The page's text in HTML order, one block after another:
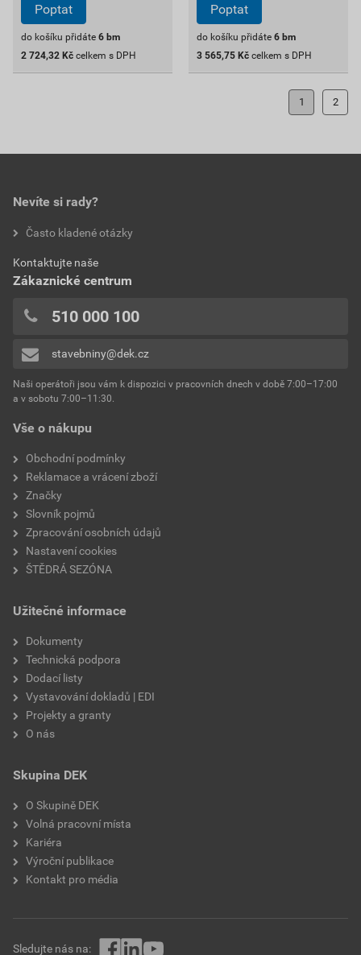
Poptat
do košíku přidáte 6 bm
2 724,32 Kč celkem s DPH
Poptat
do košíku přidáte 6 bm
3 565,75 Kč celkem s DPH
1 2
Vše o nákupu
Obchodní podmínky
Reklamace a vrácení zboží
Značky
Slovník pojmů
Zpracování osobních údajů
Nastavení cookies
ŠTĚDRÁ SEZÓNA
Užitečné informace
Dokumenty
Technická podpora
Dodací listy
Vystavování dokladů | EDI
Projekty a granty
O nás
Skupina DEK
O Skupině DEK
Volná pracovní místa
Kariéra
Výroční publikace
Kontakt pro média
Nevíte si rady?
Často kladené otázky
Kontaktujte naše
Zákaznické centrum
510 000 100
stavebniny@dek.cz
Naši operátoři jsou vám k dispozici v pracovních dnech v době 7:00–17:00
a v sobotu 7:00–11:30.
Sledujte nás na: